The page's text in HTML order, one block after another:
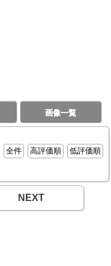
画像一覧
全件 高評価順
低評価順
NEXT